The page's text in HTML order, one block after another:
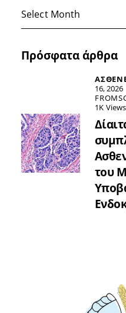
Πρόσφατα άρθρα
16, 2026
1K Views
του